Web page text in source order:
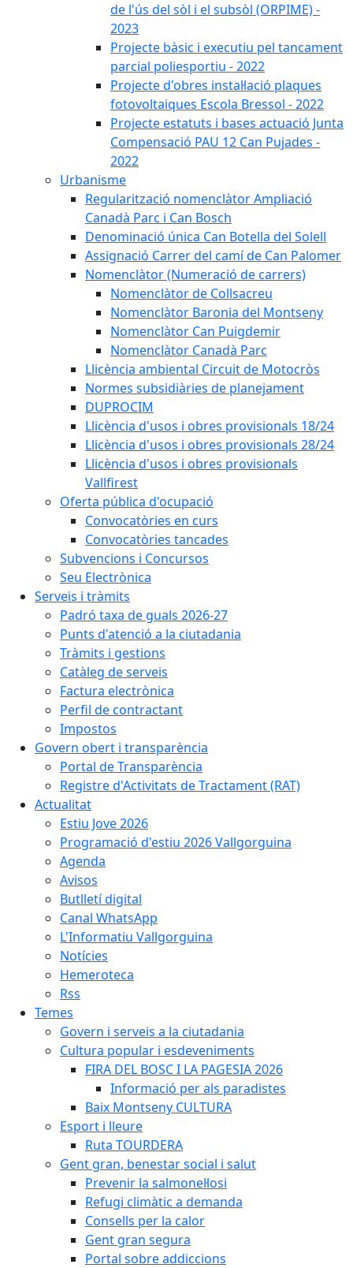
de l'ús del sòl i el subsòl (ORPIME) -
2023
Projecte bàsic i executiu pel tancament
parcial poliesportiu - 2022
Projecte d'obres instal·lació plaques
fotovoltaiques Escola Bressol - 2022
Projecte estatuts i bases actuació Junta
Compensació PAU 12 Can Pujades -
2022
Urbanisme
Regularització nomenclàtor Ampliació
Canadà Parc i Can Bosch
Denominació única Can Botella del Solell
Assignació Carrer del camí de Can Palomer
Nomenclàtor (Numeració de carrers)
Nomenclàtor de Collsacreu
Nomenclàtor Baronia del Montseny
Nomenclàtor Can Puigdemir
Nomenclàtor Canadà Parc
Llicència ambiental Circuit de Motocròs
Normes subsidiàries de planejament
DUPROCIM
Llicència d'usos i obres provisionals 18/24
Llicència d'usos i obres provisionals 28/24
Llicència d'usos i obres provisionals
Vallfirest
Oferta pública d'ocupació
Convocatòries en curs
Convocatòries tancades
Subvencions i Concursos
Seu Electrònica
Serveis i tràmits
Padró taxa de guals 2026-27
Punts d'atenció a la ciutadania
Tràmits i gestions
Catàleg de serveis
Factura electrònica
Perfil de contractant
Impostos
Govern obert i transparència
Portal de Transparència
Registre d'Activitats de Tractament (RAT)
Actualitat
Estiu Jove 2026
Programació d'estiu 2026 Vallgorguina
Agenda
Avisos
Butlletí digital
Canal WhatsApp
L'Informatiu Vallgorguina
Notícies
Hemeroteca
Rss
Temes
Govern i serveis a la ciutadania
Cultura popular i esdeveniments
FIRA DEL BOSC I LA PAGESIA 2026
Informació per als paradistes
Baix Montseny CULTURA
Esport i lleure
Ruta TOURDERA
Gent gran, benestar social i salut
Prevenir la salmonel·losi
Refugi climàtic a demanda
Consells per la calor
Gent gran segura
Portal sobre addiccions